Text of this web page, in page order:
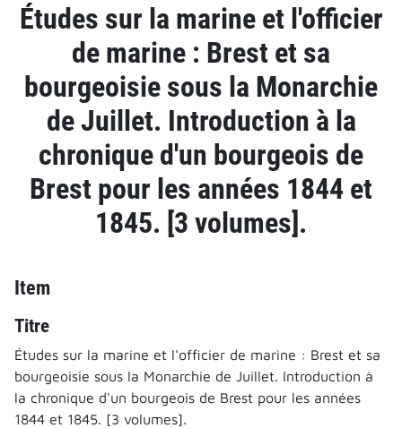
Études sur la marine et l'officier
de marine : Brest et sa
bourgeoisie sous la Monarchie
de Juillet. Introduction à la
chronique d'un bourgeois de
Brest pour les années 1844 et
1845. [3 volumes].
Item
Titre
Études sur la marine et l'officier de marine : Brest et sa
bourgeoisie sous la Monarchie de Juillet. Introduction à
la chronique d'un bourgeois de Brest pour les années
1844 et 1845. [3 volumes].